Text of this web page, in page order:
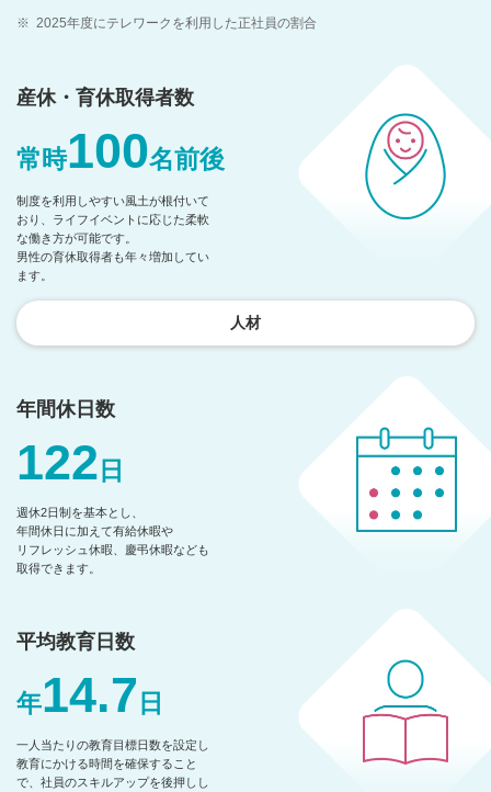
※ 2025年度にテレワークを利用した正社員の割合
産休・育休取得者数
常時100名前後
制度を利用しやすい風土が根付いて
おり、 ライフイベントに応じた柔軟
な働き方が可能です。
男性の育休取得者も年々増加してい
ます。
人材
年間休日数
122 日
週休2日制を基本とし、
年間休日に加えて有給休暇や
リフレッシュ休暇、慶弔休暇なども
取得できます。
平均教育日数
年14.7 日
一人当たりの教育目標日数を設定し
教育にかける時間を確保すること
で、 社員のスキルアップを後押しし